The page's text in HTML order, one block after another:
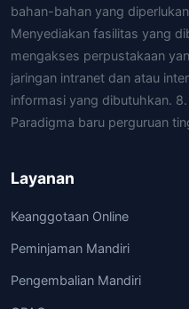
bahan-bahan yang
Menyediakan fasilitas yang
mengakses perpustakaan
jaringan intranet dan atau
informasi yang dibutuhkan.
Paradigma baru perguruan
Layanan
Keanggotaan Online
Peminjaman Mandiri
Pengembalian Mandiri